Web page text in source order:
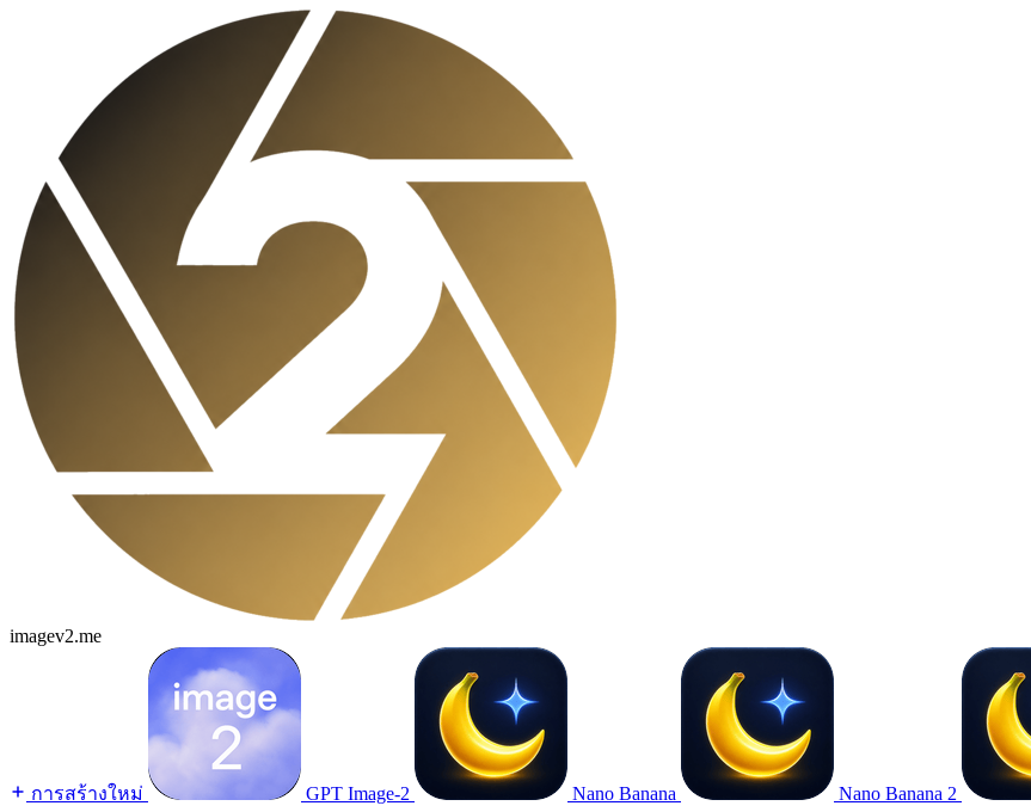
imagev2.me
การสร้างใหม่ GPT Image-2 Nano Banana Nano Banana 2